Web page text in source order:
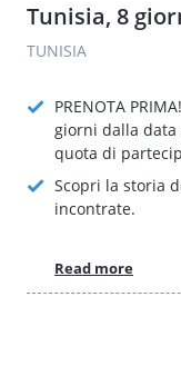
Tunisia, 8
TUNISIA
PRENOTA
giorni dalla data
quota di
Scopri la storia
incontrate.
Read more